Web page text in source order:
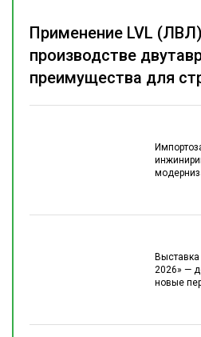
2026» —
новые
Применение LVL
производстве
преимущества для